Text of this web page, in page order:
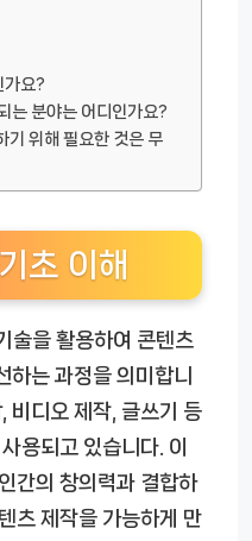
가요?
는 분야는 어디인가요?
기 위해 필요한 것은 무
초 이해
술을 활용하여 콘텐츠
하는 과정을 의미합니
비디오 제작, 글쓰기 등
용되고 있습니다. 이
간의 창의력과 결합하
츠 제작을 가능하게 만